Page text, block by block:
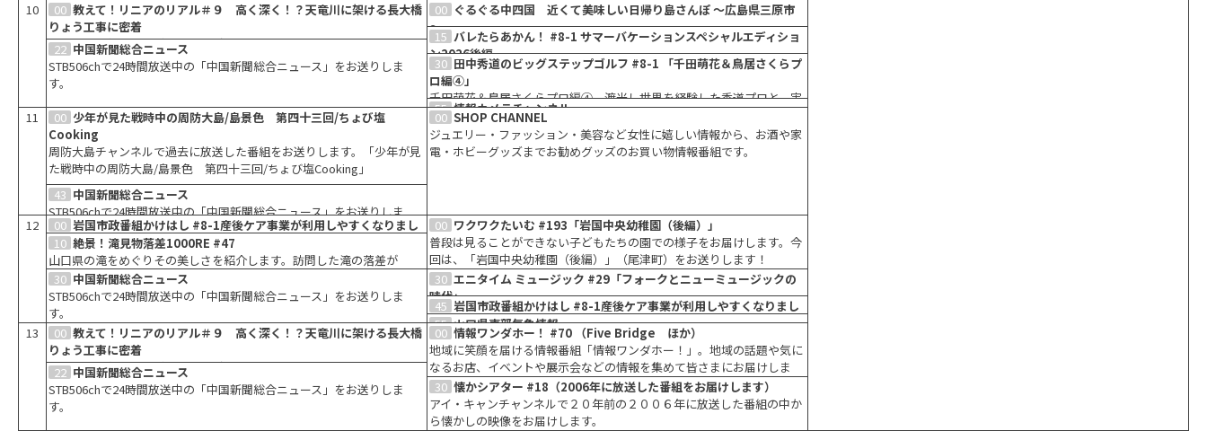
10
11
12
13
00 教えて！リニアのリアル＃９ 高く深く！？天竜川に架ける長大橋
りょう工事に密着
ＪＲ東海と飯田ケーブルテレビがタッグを組んでお届けするリニア関連
番組の第９弾！今回は、「高く深く！？天竜川に架ける長大橋りょう工
事に密着」です。
22 中国新聞総合ニュース
STB506chで24時間放送中の「中国新聞総合ニュース」をお送りしま
す。
00 少年が見た戦時中の周防大島/島景色 第四十三回/ちょび塩
Cooking
周防大島チャンネルで過去に放送した番組をお送りします。「少年が見
た戦時中の周防大島/島景色 第四十三回/ちょび塩Cooking」
43 中国新聞総合ニュース
STB506chで24時間放送中の「中国新聞総合ニュース」をお送りしま
す。
00 岩国市政番組かけはし #8-1産後ケア事業が利用しやすくなりまし
た！
岩国市で暮らす人々のための番組。今回は、「産後ケア事業が利用しや
すくなりました！」です。
10 絶景！滝見物落差1000RE #47
山口県の滝をめぐりその美しさを紹介します。訪問した滝の落差が
1000mになったらゴール。自然の厳しさを感じながら知られざるスポッ
トを発見するバラエティ番組です。
30 中国新聞総合ニュース
STB506chで24時間放送中の「中国新聞総合ニュース」をお送りしま
す。
00 教えて！リニアのリアル＃９ 高く深く！？天竜川に架ける長大橋
りょう工事に密着
ＪＲ東海と飯田ケーブルテレビがタッグを組んでお届けするリニア関連
番組の第９弾！今回は、「高く深く！？天竜川に架ける長大橋りょう工
事に密着」です。
22 中国新聞総合ニュース
STB506chで24時間放送中の「中国新聞総合ニュース」をお送りしま
す。
00 ぐるぐる中四国 近くて美味しい日帰り島さんぽ ～広島県三原市
～
新幹線を降りて10分で瀬戸内の絶景へ！移動の手間なく楽しめる三原の
旅をご紹介。爽快なアクティビティや、自慢の海の幸を贅沢に堪能する
日帰り旅の魅力をお届けします。
15 バレたらあかん！ #8-1 サマーバケーションスペシャルエディショ
ン2026後編
美祢市にある別府弁天池を満喫していきます。美祢市の釣り堀で釣った
ニジマスをオーナーが経営する弁天会館で加工してもらいおいしくいた
だきます。
30 田中秀道のビッグステップゴルフ #8-1 「千田萌花＆鳥居さくらプ
ロ編④」
千田萌花＆鳥居さくらプロ編④ 渡米し世界を経験した秀道プロと、実
力ある若手女子プロたちがラウンド対決！ステップアップ出来るような
攻め方を秀道プロが伝授！
55 情報カメラチャンネル
STB505chで24時間放送中の「情報カメラチャンネル」をお送りしま
す。各地に設置した定点カメラのライブ映像をお送りします。
00 SHOP CHANNEL
ジュエリー・ファッション・美容など女性に嬉しい情報から、お酒や家
電・ホビーグッズまでお勧めグッズのお買い物情報番組です。
00 ワクワクたいむ #193「岩国中央幼稚園（後編）」
普段は見ることができない子どもたちの園での様子をお届けします。今
回は、「岩国中央幼稚園（後編）」（尾津町）をお送りします！
30 エニタイム ミュージック #29「フォークとニューミュージックの
時代」
70年代、日常や恋心を綴ったフォークソングや、後のJ-POPにつながる
ニューミュージックなど、時代の流れを追いながら楽曲をご紹介しま
す。
45 岩国市政番組かけはし #8-1産後ケア事業が利用しやすくなりまし
た！
岩国市で暮らす人々のための番組。今回は、「産後ケア事業が利用しや
すくなりました！」です。
55 山口県東部気象情報
STB504chで24時間放送中の「山口県東部気象情報」をお送りします。
00 情報ワンダホー！ #70 （Five Bridge ほか）
地域に笑顔を届ける情報番組「情報ワンダホー！」。地域の話題や気に
なるお店、イベントや展示会などの情報を集めて皆さまにお届けしま
す。
30 懐かシアター #18（2006年に放送した番組をお届けします）
アイ・キャンチャンネルで２０年前の２００６年に放送した番組の中か
ら懐かしの映像をお届けします。